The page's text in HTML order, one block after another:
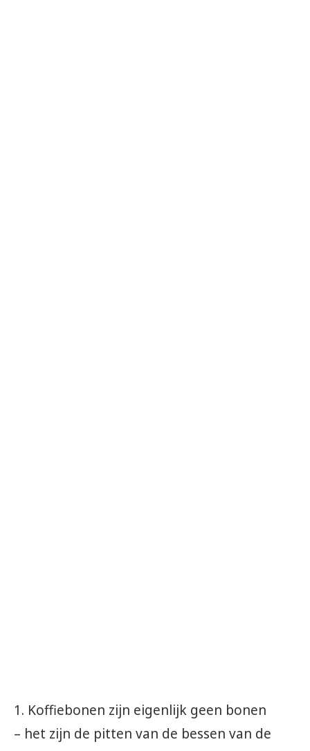
1. Koffiebonen zijn eigenlijk geen bonen
– het zijn de pitten van de bessen van de